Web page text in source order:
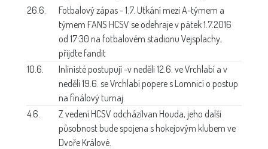
26.6. Fotbalový zápas - 1.7. Utkání mezi A-týmem a
týmem FANS HCSV se odehraje v pátek 1.7.2016
od 17:30 na fotbalovém stadionu Vejsplachy,
přijďte fandit
10.6.
Inlinisté postupují -v neděli 12.6. ve Vrchlabí a v
neděli 19.6. se Vrchlabí popere s Lomnicí o postup
na finálový turnaj.
4.6.
Z vedení HCSV odcházíIvan Houda, jeho další
působnost bude spojena s hokejovým klubem ve
Dvoře Králové.